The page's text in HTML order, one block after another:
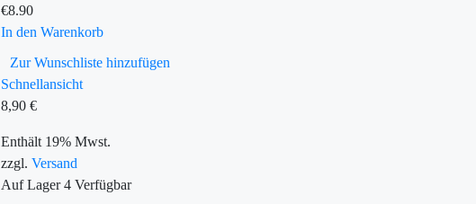
€8.90
In den Warenkorb
Zur Wunschliste hinzufügen
Schnellansicht
8,90 €
Enthält 19% Mwst.
zzgl. Versand
Auf Lager4 Verfügbar